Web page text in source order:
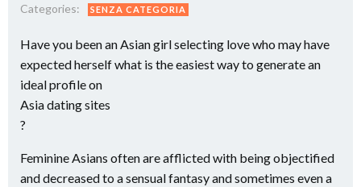
Categories: SENZA CATEGORIA
Have you been an Asian girl selecting love who may have
expected herself what is the easiest way to generate an
ideal profile on
Asia dating sites
?
Feminine Asians often are afflicted with being objectified
and decreased to a sensual fantasy and sometimes even a